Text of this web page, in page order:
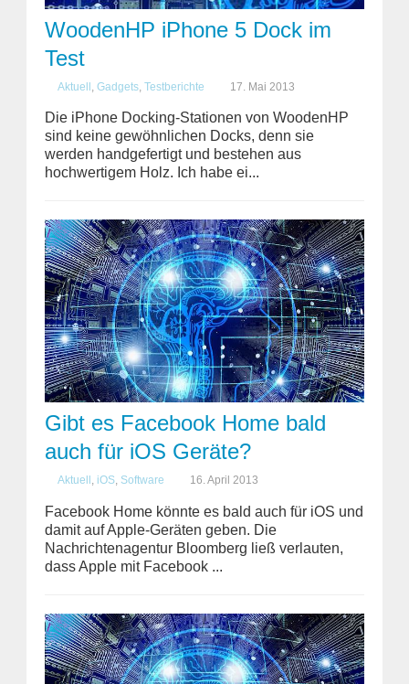
WoodenHP iPhone 5 Dock im
Test
Aktuell , Gadgets, Testberichte 17. Mai 2013
Die iPhone Docking-Stationen von WoodenHP
sind keine gewöhnlichen Docks, denn sie
werden handgefertigt und bestehen aus
hochwertigem Holz. Ich habe ei...
Gibt es Facebook Home bald
auch für iOS Geräte?
Aktuell , iOS, Software 16. April 2013
Facebook Home könnte es bald auch für iOS und
damit auf Apple-Geräten geben. Die
Nachrichtenagentur Bloomberg ließ verlauten,
dass Apple mit Facebook ...